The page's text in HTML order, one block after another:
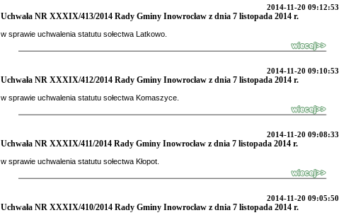
2014-11-20 09:12:53
Uchwała NR XXXIX/413/2014 Rady Gminy Inowrocław z dnia 7 listopada 2014 r.
w sprawie uchwalenia statutu sołectwa Latkowo.
2014-11-20 09:10:53
Uchwała NR XXXIX/412/2014 Rady Gminy Inowrocław z dnia 7 listopada 2014 r.
w sprawie uchwalenia statutu sołectwa Komaszyce.
2014-11-20 09:08:33
Uchwała NR XXXIX/411/2014 Rady Gminy Inowrocław z dnia 7 listopada 2014 r.
w sprawie uchwalenia statutu sołectwa Kłopot.
2014-11-20 09:05:50
Uchwała NR XXXIX/410/2014 Rady Gminy Inowrocław z dnia 7 listopada 2014 r.